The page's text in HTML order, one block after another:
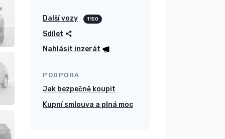
Další vozy 1150
Sdílet
Nahlásit inzerát
PODPORA
Jak bezpečně koupit
Kupní smlouva a plná moc